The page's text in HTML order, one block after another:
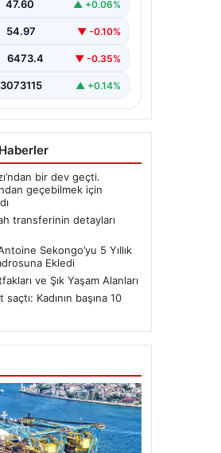
47.60 ▲ +0.06%
54.97 ▼ -0.10%
6473.4 ▼ -0.35%
3073115 ▲ +0.14%
bir dev geçti.
geçebilmek için
transferinin detayları
Sekongo’yu 5 Yıllık
Ekledi
ve Şık Yaşam Alanları
Kadının başına 10